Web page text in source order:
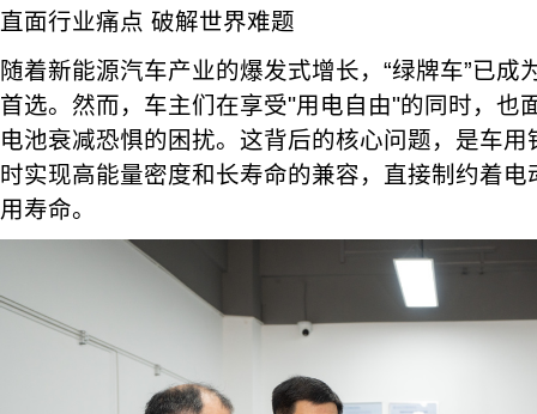
直面行业痛点 破解世界难题
随着新能源汽车产业的爆发式增长，“绿牌车”已成
首选。然而，车主们在享受"用电自由"的同时，也
电池衰减恐惧的困扰。这背后的核心问题，是车
时实现高能量密度和长寿命的兼容，直接制约着
用寿命。